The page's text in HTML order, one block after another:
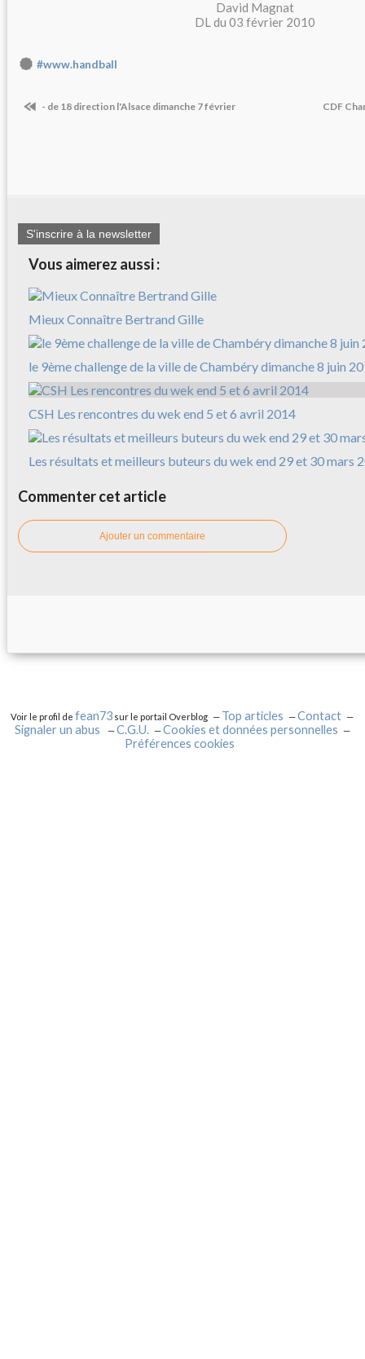
David Magnat
DL du 03 février 2010
#www.handball
- de 18 direction l'Alsace dimanche 7 février CDF
S'inscrire à la newsletter
Vous aimerez aussi :
Mieux Connaître Bertrand Gille
le 9ème challenge de la ville de Chambéry dimanche 8 juin
CSH Les rencontres du wek end 5 et 6 avril 2014
Les résultats et meilleurs buteurs du wek end 29 et 30 mars
Commenter cet article
Ajouter un commentaire
Voir le profil defean73 sur le portail Overblog Top articles
Contact
Signaler un abus
C.G.U.
Cookies et données personnelles
Préférences cookies